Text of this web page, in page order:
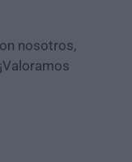
nosotros,